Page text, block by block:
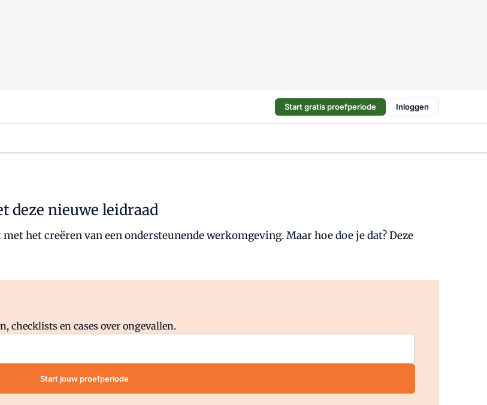
Start gratis proefperiode Inloggen
deze nieuwe leidraad
het creëren van een ondersteunende werkomgeving. Maar hoe doe je dat? Deze
checklists en cases over ongevallen.
Start jouw proefperiode